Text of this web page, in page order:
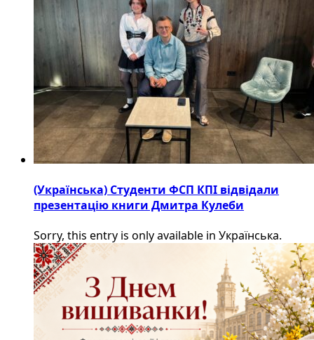
(Українська) Студенти ФСП КПІ відвідали
презентацію книги Дмитра Кулеби
Sorry, this entry is only available in Українська.